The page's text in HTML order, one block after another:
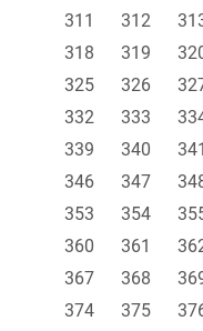
311
312
318
319
325
326
332
333
339
340 341
346
347
353
354
360
361
367
368
374
375